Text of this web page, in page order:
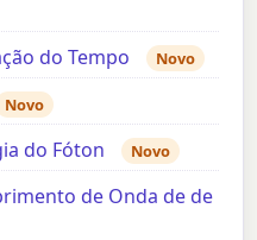
do Tempo Novo
Novo
do Fóton Novo
de Onda de de